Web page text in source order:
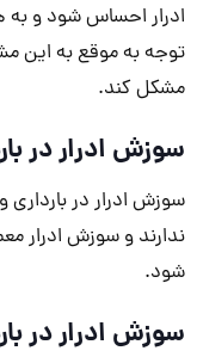
ادرار احساس شود و به
توجه به موقع به این
مشکل کند.
سوزش ادرار در
سوزش ادرار در
ندارند و سوزش ادرار
شود.
سوزش ادرار در